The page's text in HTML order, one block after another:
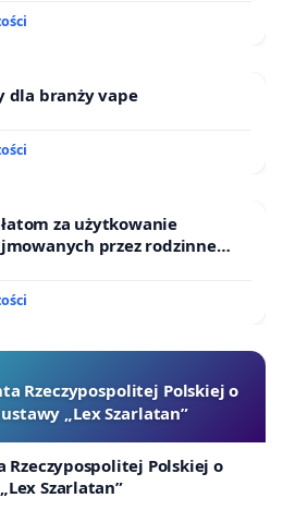
dla branży vape
za użytkowanie
przez rodzinne
Rzeczypospolitej Polskiej o
„Lex Szarlatan”
Rzeczypospolitej Polskiej o
Szarlatan”